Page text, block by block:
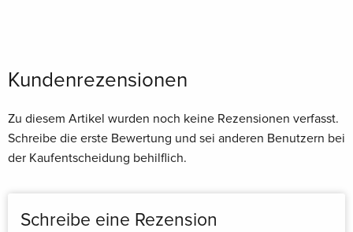
Kundenrezensionen
Zu diesem Artikel wurden noch keine Rezensionen verfasst.
Schreibe die erste Bewertung und sei anderen Benutzern bei
der Kaufentscheidung behilflich.
Schreibe eine Rezension